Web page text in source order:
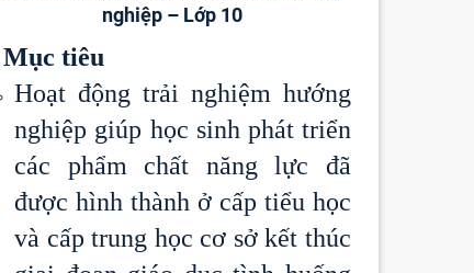
nghiệp – Lớp 10
Mục tiêu
Hoạt động trải nghiệm hướng
nghiệp giúp học sinh phát triển
các phẩm chất năng lực đã
được hình thành ở cấp tiểu học
và cấp trung học cơ sở kết thúc